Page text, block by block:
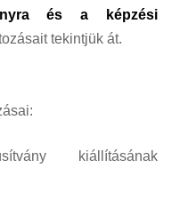
és a képzési
tekintjük át.
kiállításának